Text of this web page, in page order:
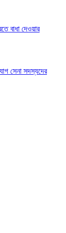
বাধা দেওয়ার
সেনা সদস্যদের